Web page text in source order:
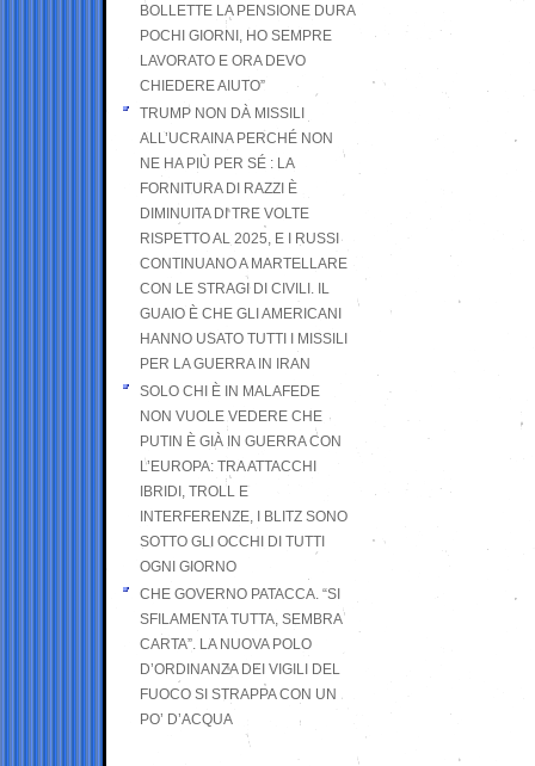
BOLLETTE LA PENSIONE DURA
POCHI GIORNI, HO SEMPRE
LAVORATO E ORA DEVO
CHIEDERE AIUTO”
TRUMP NON DÀ MISSILI
ALL’UCRAINA PERCHÉ NON
NE HA PIÙ PER SÉ : LA
FORNITURA DI RAZZI È
DIMINUITA DI TRE VOLTE
RISPETTO AL 2025, E I RUSSI
CONTINUANO A MARTELLARE
CON LE STRAGI DI CIVILI. IL
GUAIO È CHE GLI AMERICANI
HANNO USATO TUTTI I MISSILI
PER LA GUERRA IN IRAN
SOLO CHI È IN MALAFEDE
NON VUOLE VEDERE CHE
PUTIN È GIÀ IN GUERRA CON
L’EUROPA: TRA ATTACCHI
IBRIDI, TROLL E
INTERFERENZE, I BLITZ SONO
SOTTO GLI OCCHI DI TUTTI
OGNI GIORNO
CHE GOVERNO PATACCA. “SI
SFILAMENTA TUTTA, SEMBRA
CARTA”. LA NUOVA POLO
D’ORDINANZA DEI VIGILI DEL
FUOCO SI STRAPPA CON UN
PO’ D’ACQUA